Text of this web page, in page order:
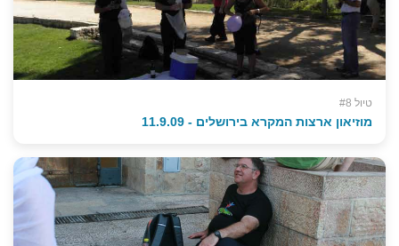
טיול #8
מוזיאון ארצות המקרא בירושלים - 11.9.09